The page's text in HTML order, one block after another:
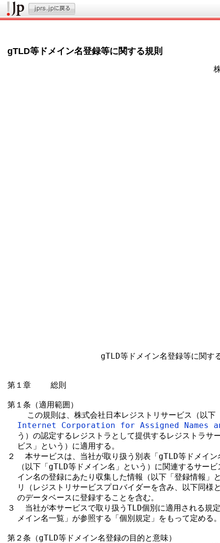
gTLD等ドメイン名登録等に関する規則
株式
gTLD等ドメイン名登録等に関す
第１章    総則
第１条（適用範囲）
この規則は、株式会社日本レジストリサービス（以下
Internet Corporation for Assigned Names
う）の認定するレジストラとして提供するレジストラサ
  ビス」という）に適用する。
２  本サービスは、当社が取り扱う別表「gTLD等ドメイン
（以下「gTLD等ドメイン名」という）に関連するサー
イン名の登録にあたり収集した情報（以下「登録情報」
リ（レジストリサービスプロバイダーを含み、以下同様
  のデータベースに登録することを含む。
３  当社が本サービスで取り扱うTLD個別に適用される規
メイン名一覧」が参照する「個別規定」をもって定める
第２条（gTLD等ドメイン名登録の目的と意味）